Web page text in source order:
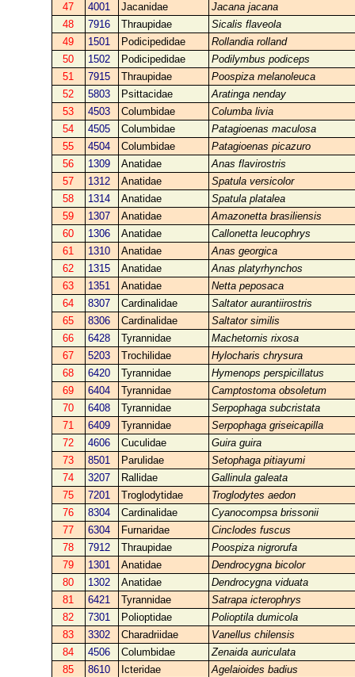
47
4001 Jacanidae
Jacana jacana
48
7916 Thraupidae
Sicalis flaveola
49
1501 Podicipedidae
Rollandia rolland
50
1502 Podicipedidae
Podilymbus podiceps
51
7915 Thraupidae
Poospiza melanoleuca
52
5803 Psittacidae
Aratinga nenday
53
4503 Columbidae
Columba livia
54
4505 Columbidae
Patagioenas maculosa
55
4504 Columbidae
Patagioenas picazuro
56
1309 Anatidae
Anas flavirostris
57
1312 Anatidae
Spatula versicolor
58
1314 Anatidae
Spatula platalea
59
1307 Anatidae
Amazonetta brasiliensis
60
1306 Anatidae
Callonetta leucophrys
61
1310 Anatidae
Anas georgica
62
1315 Anatidae
Anas platyrhynchos
63
1351 Anatidae
Netta peposaca
64
8307 Cardinalidae
Saltator aurantiirostris
65
8306 Cardinalidae
Saltator similis
66
6428 Tyrannidae
Machetornis rixosa
67
5203 Trochilidae
Hylocharis chrysura
68
6420 Tyrannidae
Hymenops perspicillatus
69
6404 Tyrannidae
Camptostoma obsoletum
70
6408 Tyrannidae
Serpophaga subcristata
71
6409 Tyrannidae
Serpophaga griseicapilla
72
4606 Cuculidae
Guira guira
73
8501 Parulidae
Setophaga pitiayumi
74
3207 Rallidae
Gallinula galeata
75
7201 Troglodytidae
Troglodytes aedon
76
8304 Cardinalidae
Cyanocompsa brissonii
77
6304 Furnaridae
Cinclodes fuscus
78
7912 Thraupidae
Poospiza nigrorufa
79
1301 Anatidae
Dendrocygna bicolor
80
1302 Anatidae
Dendrocygna viduata
81
6421 Tyrannidae
Satrapa icterophrys
82
7301 Polioptidae
Polioptila dumicola
83
3302 Charadriidae
Vanellus chilensis
84
4506 Columbidae
Zenaida auriculata
85
8610 Icteridae
Agelaioides badius